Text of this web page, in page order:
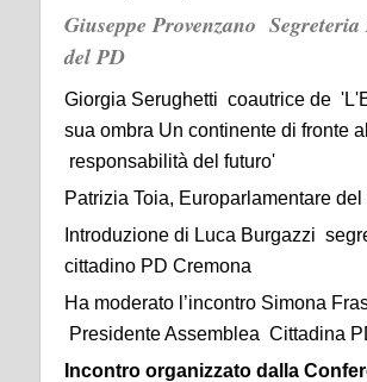
Giuseppe Provenzano Segreteria
del PD
Giorgia Serughetti coautrice de
sua ombra Un continente di fronte
responsabilità del futuro'
Patrizia Toia, Europarlamentare del
Introduzione di Luca Burgazzi
cittadino PD Cremona
Ha moderato l’incontro Simona
Presidente Assemblea Cittadina
Incontro organizzato dalla